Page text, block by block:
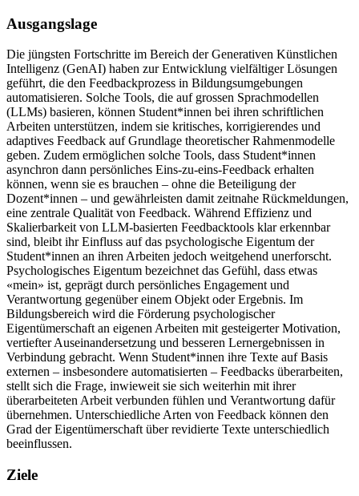
Ausgangslage
Die jüngsten Fortschritte im Bereich der Generativen Künstlichen
Intelligenz (GenAI) haben zur Entwicklung vielfältiger Lösungen
geführt, die den Feedbackprozess in Bildungsumgebungen
automatisieren. Solche Tools, die auf grossen Sprachmodellen
(LLMs) basieren, können Student*innen bei ihren schriftlichen
Arbeiten unterstützen, indem sie kritisches, korrigierendes und
adaptives Feedback auf Grundlage theoretischer Rahmenmodelle
geben. Zudem ermöglichen solche Tools, dass Student*innen
asynchron dann persönliches Eins-zu-eins-Feedback erhalten
können, wenn sie es brauchen – ohne die Beteiligung der
Dozent*innen – und gewährleisten damit zeitnahe Rückmeldungen,
eine zentrale Qualität von Feedback. Während Effizienz und
Skalierbarkeit von LLM-basierten Feedbacktools klar erkennbar
sind, bleibt ihr Einfluss auf das psychologische Eigentum der
Student*innen an ihren Arbeiten jedoch weitgehend unerforscht.
Psychologisches Eigentum bezeichnet das Gefühl, dass etwas
«mein» ist, geprägt durch persönliches Engagement und
Verantwortung gegenüber einem Objekt oder Ergebnis. Im
Bildungsbereich wird die Förderung psychologischer
Eigentümerschaft an eigenen Arbeiten mit gesteigerter Motivation,
vertiefter Auseinandersetzung und besseren Lernergebnissen in
Verbindung gebracht. Wenn Student*innen ihre Texte auf Basis
externen – insbesondere automatisierten – Feedbacks überarbeiten,
stellt sich die Frage, inwieweit sie sich weiterhin mit ihrer
überarbeiteten Arbeit verbunden fühlen und Verantwortung dafür
übernehmen. Unterschiedliche Arten von Feedback können den
Grad der Eigentümerschaft über revidierte Texte unterschiedlich
beeinflussen.
Ziele